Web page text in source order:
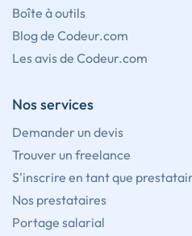
Boîte à outils
Blog de Codeur.com
Les avis de Codeur.com
Nos services
Demander un devis
Trouver un freelance
S'inscrire en tant que
Nos prestataires
Portage salarial